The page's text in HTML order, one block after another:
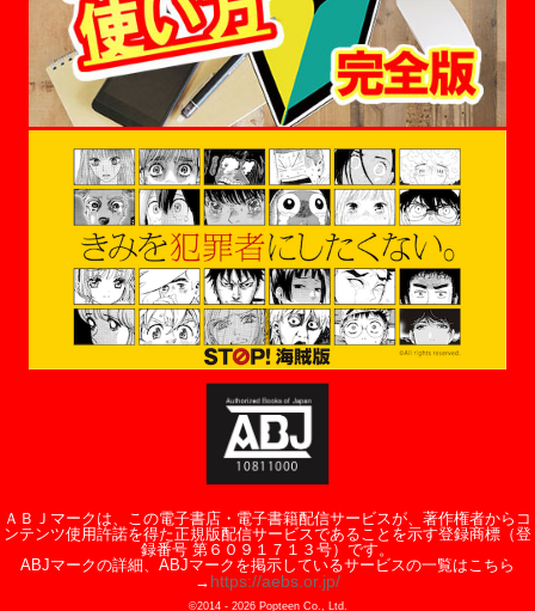
ＡＢＪマークは、この電子書店・電子書籍配信サービスが、著作権者からコ
ンテンツ使用許諾を得た正規版配信サービスであることを示す登録商標（登
録番号 第６０９１７１３号）です。
ABJマークの詳細、ABJマークを掲示しているサービスの一覧はこちら
→ https://aebs.or.jp/
©2014 - 2026Popteen Co., Ltd.